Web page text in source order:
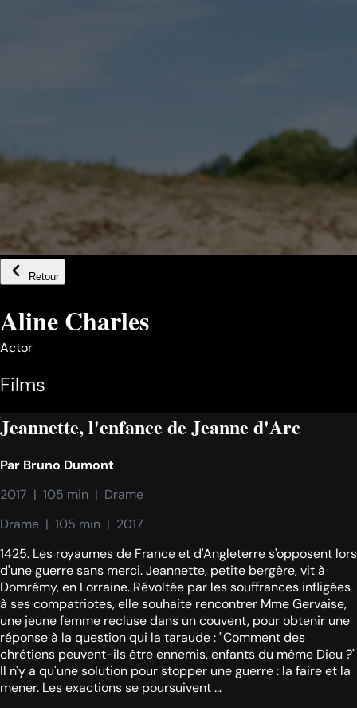
Retour
Aline Charles
Actor
Films
Jeannette, l'enfance de Jeanne d'Arc
Par Bruno Dumont
2017  |  105 min  |  Drame
Drame  |  105 min  |  2017
1425. Les royaumes de France et d'Angleterre s'opposent lors
d'une guerre sans merci. Jeannette, petite bergère, vit à
Domrémy, en Lorraine. Révoltée par les souffrances infligées
à ses compatriotes, elle souhaite rencontrer Mme Gervaise,
une jeune femme recluse dans un couvent, pour obtenir une
réponse à la question qui la taraude : "Comment des
chrétiens peuvent-ils être ennemis, enfants du même Dieu ?"
Il n'y a qu'une solution pour stopper une guerre : la faire et la
mener. Les exactions se poursuivent ...